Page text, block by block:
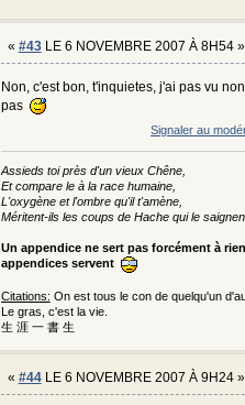
« #43LE 6 NOVEMBRE 2007 À 8H54 »
Non, c'est bon, t'inquietes, j'ai pas vu
pas
Signaler au
Assieds toi près d'un vieux Chêne,
Et compare le à la race humaine,
L'oxygène et l'ombre qu'il t'amène,
Méritent-ils les coups de Hache qui le
Un appendice ne sert pas forcément à
appendices servent
Citations: On est tous le con de quelqu'un
Le gras, c'est la vie.
生 涯 一 書 生
« #44LE 6 NOVEMBRE 2007 À 9H24 »